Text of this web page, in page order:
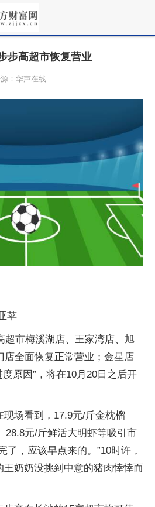
步高超市恢复营业
：华声在线
苹
超市梅溪湖店、王家湾店、旭
店全面恢复正常营业；金星店
原因”，将在10月20日之后开
现场看到，17.9元/斤金枕榴
28.8元/斤鲜活大明虾等吸引市
了，应该早点来的。”10时许，
王奶奶没挑到中意的猪肉悻悻而